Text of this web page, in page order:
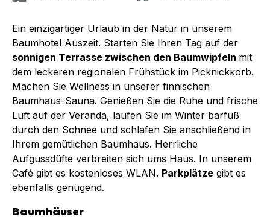
Ein einzigartiger Urlaub in der Natur in unserem
Baumhotel Auszeit. Starten Sie Ihren Tag auf der
sonnigen Terrasse zwischen den Baumwipfeln mit
dem leckeren regionalen Frühstück im Picknickkorb.
Machen Sie Wellness in unserer finnischen
Baumhaus-Sauna. Genießen Sie die Ruhe und frische
Luft auf der Veranda, laufen Sie im Winter barfuß
durch den Schnee und schlafen Sie anschließend in
Ihrem gemütlichen Baumhaus. Herrliche
Aufgussdüfte verbreiten sich ums Haus. In unserem
Café gibt es kostenloses WLAN. Parkplätze gibt es
ebenfalls genügend.
Baumhäuser